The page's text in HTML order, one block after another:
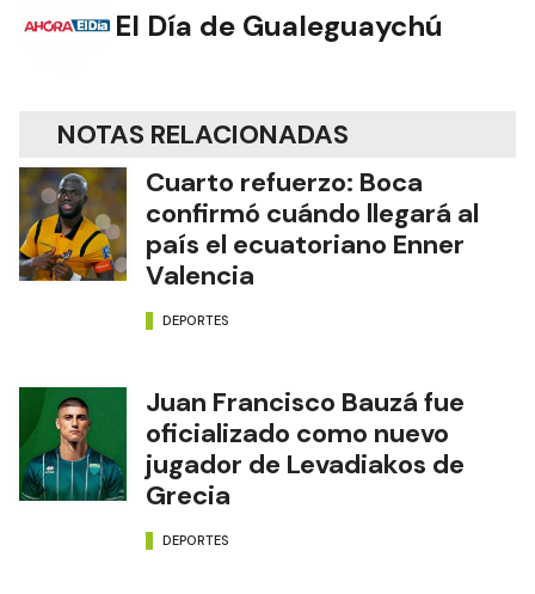
El Día de Gualeguaychú
NOTAS RELACIONADAS
Cuarto refuerzo: Boca
confirmó cuándo llegará al
país el ecuatoriano Enner
Valencia
DEPORTES
Juan Francisco Bauzá fue
oficializado como nuevo
jugador de Levadiakos de
Grecia
DEPORTES